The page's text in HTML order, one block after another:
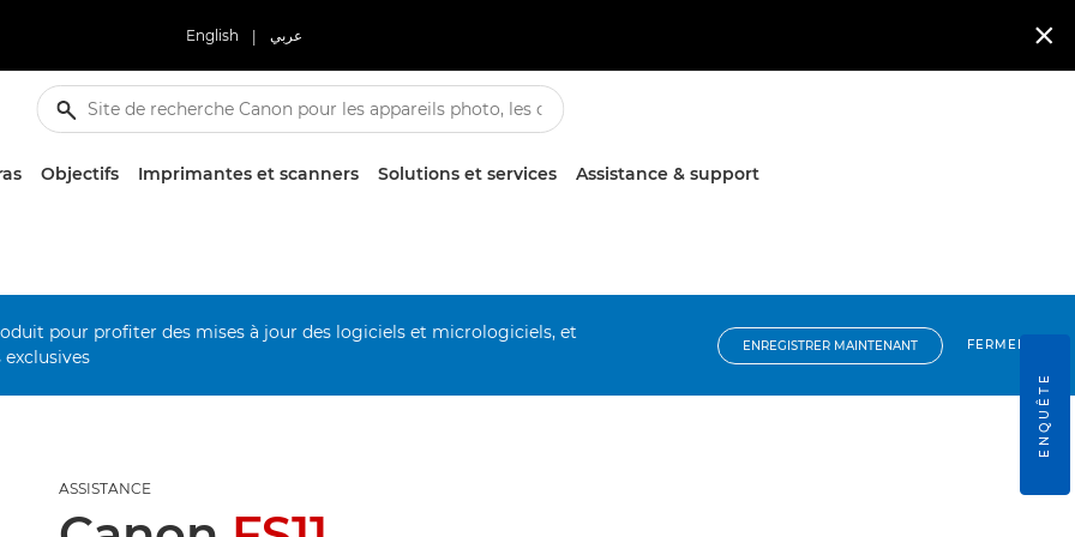
English | عربي 
Objectifs Imprimantes et scanners Solutions et services Assistance & support
pour profiter des mises à jour des logiciels et micrologiciels, et
ENREGISTRER MAINTENANT FERMER
ASSISTANCE
ENQUÊTE